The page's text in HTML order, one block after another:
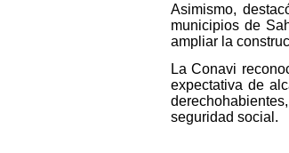
Asimismo,
municipios de
ampliar la
La Conavi
expectativa de
seguridad social.